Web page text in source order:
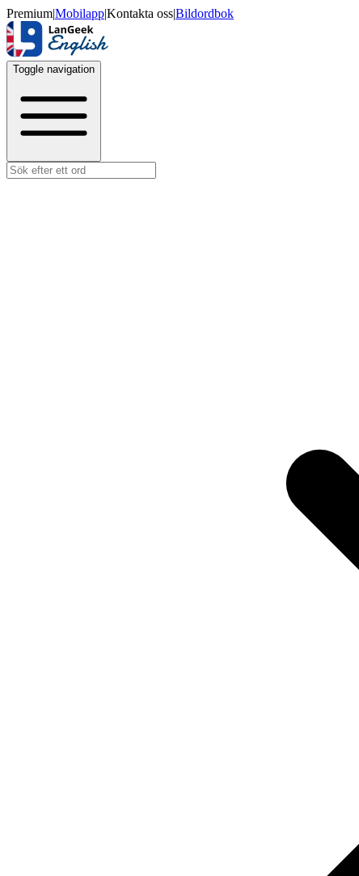
Premium|Mobilapp|Kontakta oss|Bildordbok
Toggle navigation